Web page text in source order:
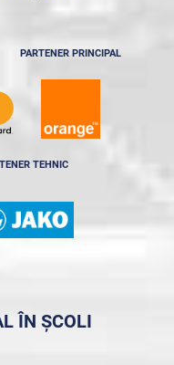
PARTENER PRINCIPAL
TEHNIC
ÎN ȘCOLI